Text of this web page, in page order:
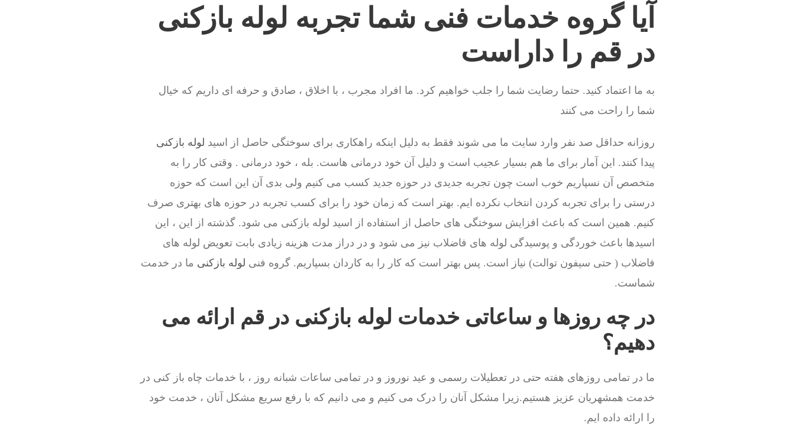
آیا گروه خدمات فنی شما تجربه لوله بازکنی
در قم را داراست
به ما اعتماد کنید. حتما رضایت شما را جلب خواهیم کرد. ما افراد مجرب ، با اخلاق ، صادق و حرفه ای داریم که خیال
شما را راحت می کنند
روزانه حداقل صد نفر وارد سایت ما می شوند فقط به دلیل اینکه راهکاری برای سوختگی حاصل از اسید لوله بازکنی
پیدا کنند. این آمار برای ما هم بسیار عجیب است و دلیل آن خود درمانی هاست. بله ، خود درمانی . وقتی کار را به
متخصص آن نسپاریم خوب است چون تجربه جدیدی در حوزه جدید کسب می کنیم ولی بدی آن این است که حوزه
درستی را برای تجربه کردن انتخاب نکرده ایم. بهتر است که زمان خود را برای کسب تجربه در حوزه های بهتری صرف
کنیم. همین است که باعث افزایش سوختگی های حاصل از استفاده از اسید لوله بازکنی می شود. گذشته از این ، این
اسیدها باعث خوردگی و پوسیدگی لوله های فاضلاب نیز می شود و در دراز مدت هزینه زیادی بابت تعویض لوله های
فاضلاب ( حتی سیفون توالت) نیاز است. پس بهتر است که کار را به کاردان بسپاریم. گروه فنی لوله بازکنی ما در خدمت
شماست.
در چه روزها و ساعاتی خدمات لوله بازکنی در قم ارائه می
دهیم؟
ما در تمامی روزهای هفته حتی در تعطیلات رسمی و عید نوروز و در تمامی ساعات شبانه روز ، با خدمات چاه باز کنی در
خدمت همشهریان عزیز هستیم.زیرا مشکل آنان را درک می کنیم و می دانیم که با رفع سریع مشکل آنان ، خدمت خود
را ارائه داده ایم.